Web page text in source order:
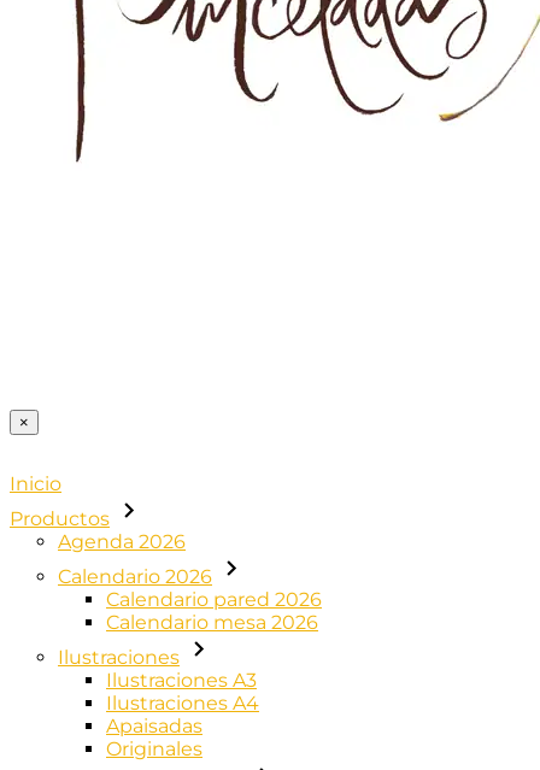
×
Inicio
Productos
Agenda 2026
Calendario 2026
Calendario pared 2026
Calendario mesa 2026
Ilustraciones
Ilustraciones A3
Ilustraciones A4
Apaisadas
Originales